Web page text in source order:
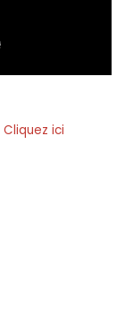
Cliquez ici